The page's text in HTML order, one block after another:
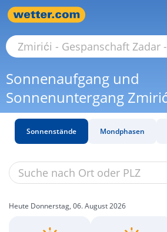
Sonnenaufgang und
Sonnenuntergang
Sonnenstände Mondphasen
Heute Donnerstag, 06. August 2026